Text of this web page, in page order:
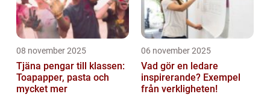
08 november 2025
Tjäna pengar till klassen:
Toapapper, pasta och
mycket mer
06 november 2025
Vad gör en ledare
inspirerande? Exempel
från verkligheten!